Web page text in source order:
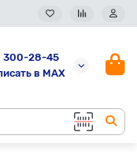
300-28-45
в MAX